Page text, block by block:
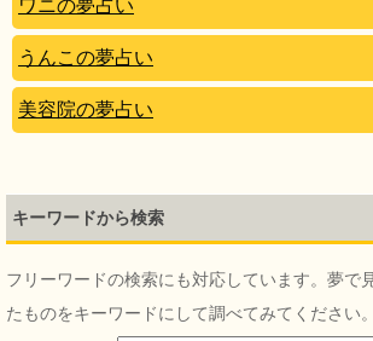
ワニの夢占い
うんこの夢占い
美容院の夢占い
キーワードから検索
フリーワードの検索にも対応しています。夢で
たものをキーワードにして調べてみてください。